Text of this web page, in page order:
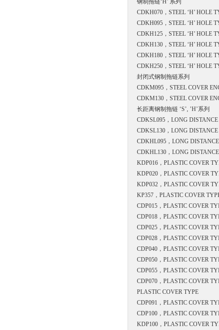
钢制拖链‘H’ 系列
CDKH070， STEEL ‘H’ HOLE
CDKH095， STEEL ‘H’ HOLE
CDKH125， STEEL ‘H’ HOLE
CDKH130， STEEL ‘H’ HOLE
CDKH180， STEEL ‘H’ HOLE
CDKH250， STEEL ‘H’ HOLE
封闭式钢制拖链系列
CDKM095， STEEL COVER
CDKM130， STEEL COVER
长距离钢制拖链 ‘S’, ’H’系列
CDKSL095， LONG DISTANCE
CDKSL130， LONG DISTANCE
CDKHL095， LONG DISTANCE
CDKHL130， LONG
KDP016， PLASTIC COVER
KDP020， PLASTIC COVER
KDP032， PLASTIC COVER
KP357， PLASTIC COVER
CDP015， PLASTIC COVER
CDP018， PLASTIC COVER
CDP025， PLASTIC COVER
CDP028， PLASTIC COVER
CDP040， PLASTIC COVER
CDP050， PLASTIC COVER
CDP055， PLASTIC COVER
CDP070， PLASTIC COVER
PLASTIC COVER TYPE
CDP091， PLASTIC COVER
CDP100， PLASTIC COVER
KDP100， PLASTIC COVER